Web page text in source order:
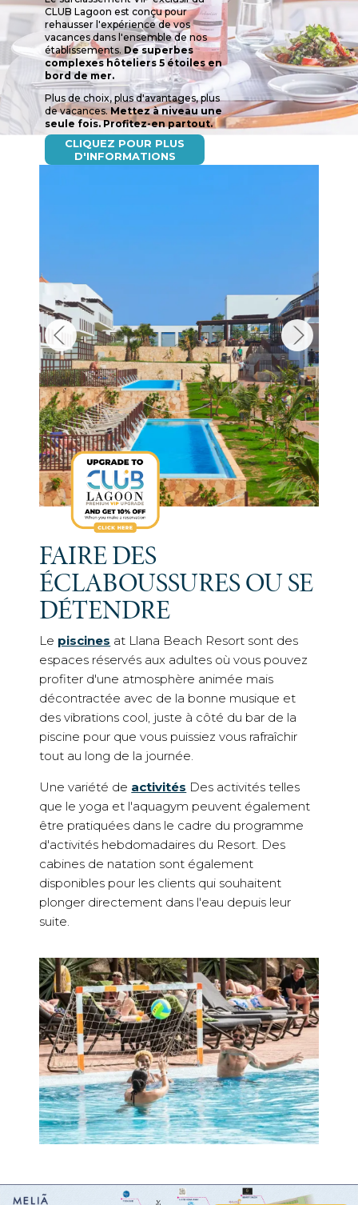
Plus de choix, plus d'avantages, plus
de vacances.Mettez à niveau une
seule fois. Profitez-en partout.
CLIQUEZ POUR PLUS
D'INFORMATIONS
FAIRE DES
ÉCLABOUSSURES OU SE
DÉTENDRE
Lepiscines at Llana Beach Resort sont des
espaces réservés aux adultes où vous pouvez
profiter d'une atmosphère animée mais
décontractée avec de la bonne musique et
des vibrations cool, juste à côté du bar de la
piscine pour que vous puissiez vous rafraîchir
tout au long de la journée.
Des activités telles
que le yoga et l'aquagym peuvent également
être pratiquées dans le cadre du programme
d'activités hebdomadaires du Resort. Des
cabines de natation sont également
disponibles pour les clients qui souhaitent
plonger directement dans l'eau depuis leur
suite.
Cliquez pour le PDF